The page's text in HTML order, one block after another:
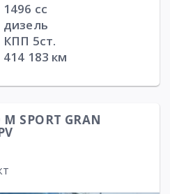
1496 cc
дизель
КПП 5ст.
414 183 км
M SPORT GRAN